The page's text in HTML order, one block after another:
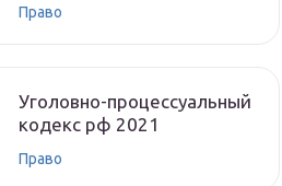
Право
Уголовно-процессуальный
кодекс рф 2021
Право